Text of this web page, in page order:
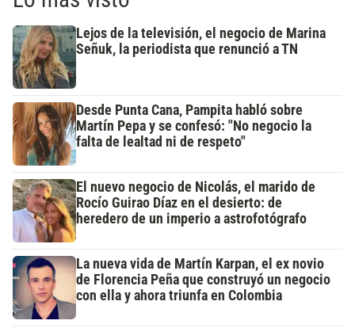
Lejos de la televisión, el negocio de Marina
Señuk, la periodista que renunció a TN
Desde Punta Cana, Pampita habló sobre
Martín Pepa y se confesó: "No negocio la
falta de lealtad ni de respeto"
El nuevo negocio de Nicolás, el marido de
Rocío Guirao Díaz en el desierto: de
heredero de un imperio a astrofotógrafo
La nueva vida de Martín Karpan, el ex novio
de Florencia Peña que construyó un negocio
con ella y ahora triunfa en Colombia